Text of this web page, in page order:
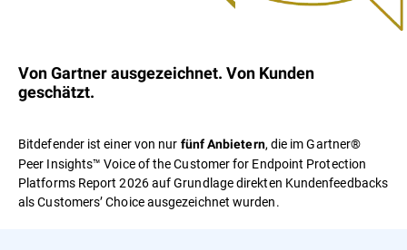
Von Gartner ausgezeichnet. Von Kunden
geschätzt.
Bitdefender ist einer von nur fünf Anbietern, die im Gartner®
Peer Insights™ Voice of the Customer for Endpoint Protection
Platforms Report 2026 auf Grundlage direkten Kundenfeedbacks
als Customers’ Choice ausgezeichnet wurden.